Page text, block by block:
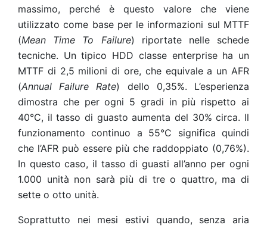
massimo, perché è questo valore che viene
utilizzato come base per le informazioni sul MTTF
(Mean Time To Failure) riportate nelle schede
tecniche. Un tipico HDD classe enterprise ha un
MTTF di 2,5 milioni di ore, che equivale a un AFR
(Annual Failure Rate) dello 0,35%. L’esperienza
dimostra che per ogni 5 gradi in più rispetto ai
40°C, il tasso di guasto aumenta del 30% circa. Il
funzionamento continuo a 55°C significa quindi
che l’AFR può essere più che raddoppiato (0,76%).
In questo caso, il tasso di guasti all’anno per ogni
1.000 unità non sarà più di tre o quattro, ma di
sette o otto unità.
Soprattutto nei mesi estivi quando, senza aria